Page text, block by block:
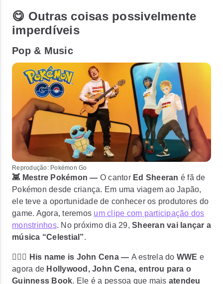
😋 Outras coisas possivelmente
imperdíveis
Pop & Music
Reprodução: Pokémon Go
👾 Mestre Pokémon — O cantor Ed Sheeran é fã de
Pokémon desde criança. Em uma viagem ao Japão,
ele teve a oportunidade de conhecer os produtores do
game. Agora, teremos um clipe com participação dos
monstrinhos. No próximo dia 29, Sheeran vai lançar a
música “Celestial”.
🧚🏼‍♂️ His name is John Cena — A estrela do WWE e
agora de Hollywood, John Cena, entrou para o
Guinness Book. Ele é a pessoa que mais atendeu